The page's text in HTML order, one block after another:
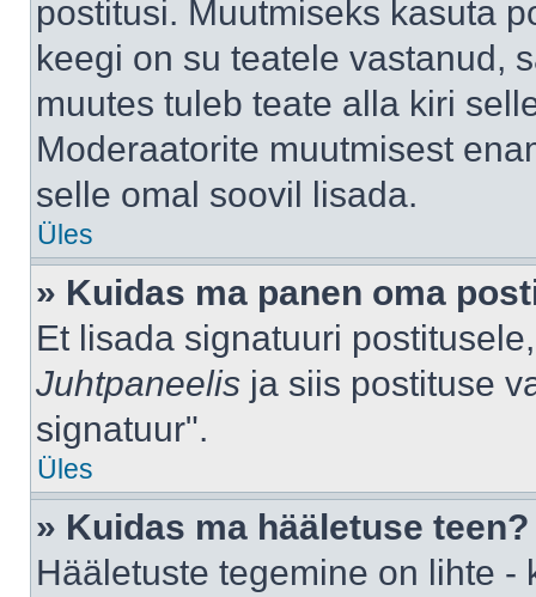
postitusi. Muutmiseks kasuta
keegi on su teatele vastanud,
muutes tuleb teate alla kiri
Moderaatorite muutmisest
selle omal soovil lisada.
Üles
» Kuidas ma panen oma
Et lisada signatuuri
Juhtpaneelis ja siis postituse
signatuur".
Üles
» Kuidas ma hääletuse teen?
Hääletuste tegemine on lihte